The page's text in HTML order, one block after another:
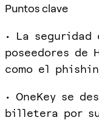
Puntos clave
• La
poseedores de
como el
• OneKey se
billetera por